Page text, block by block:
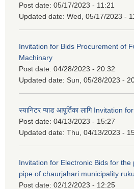
Post date: 05/17/2023 - 11:21
Updated date: Wed, 05/17/2023 -
Invitation for Bids Procurement of
Machinary
Post date: 04/28/2023 - 20:32
Updated date: Sun, 05/28/2023 -
स्यानिटर प्याड आपूर्तिका लागि Invitation
Post date: 04/13/2023 - 15:27
Updated date: Thu, 04/13/2023 -
Invitation for Electronic Bids for
pipe of chaurjahari municipality
Post date: 02/12/2023 - 12:25